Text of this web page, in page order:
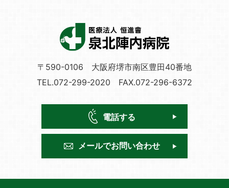
〒590-0106 大阪府堺市南区豊田40番地
TEL.072-299-2020 FAX.072-296-6372
メールでお問い合わせ
電話する